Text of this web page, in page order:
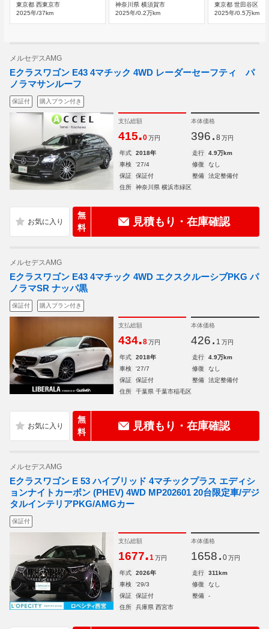
東京都 西東京市
2025年/37km
神奈川県 横須賀市
2025年/0.2万km
東京都 世田谷区
2025年/0.5万km
メルセデスAMG
Eクラスワゴン E43 4マチック 4WD レーダーセーフティ パ
ノラマサンルーフ
保証付 購入プラン付き
支払総額
415.0 万円
本体価格
396. 8 万円
年式 2018年 走行
4.9万km
車検
'27/4 修復
なし
保証
保証付 整備
法定整備付
住所
神奈川県 横浜市緑区
無
料
見積もり・在庫確認
メルセデスAMG
Eクラスワゴン E43 4マチック 4WD エクスクルーシブPKG パ
ノラマSR ナッパ黒
保証付 購入プラン付き
支払総額
434.8 万円
本体価格
426. 1 万円
年式 2018年 走行
4.9万km
車検
'27/7 修復
なし
保証
保証付 整備
法定整備付
住所
千葉県 千葉市稲毛区
無
料
見積もり・在庫確認
メルセデスAMG
Eクラスワゴン E 53 ハイブリッド 4マチックプラス エディシ
ョンナイトカーボン (PHEV) 4WD MP202601 20台限定車/デジ
タルインテリアPKG/AMGカー
保証付
支払総額
1677.1 万円
本体価格
1658. 0 万円
年式 2026年 走行
311km
車検
'29/3 修復
なし
保証
保証付 整備
-
住所
兵庫県 西宮市